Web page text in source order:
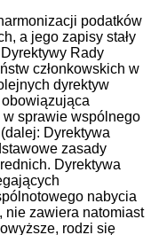
podatków
a jego zapisy stały
Rady
członkowskich w
dyrektyw
w sprawie wspólnego
Dyrektywa
zasady
Dyrektywa
nabycia
nie zawiera natomiast
rodzi się